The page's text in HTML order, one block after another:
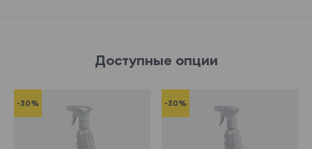
Доступные опции
-30% -30%